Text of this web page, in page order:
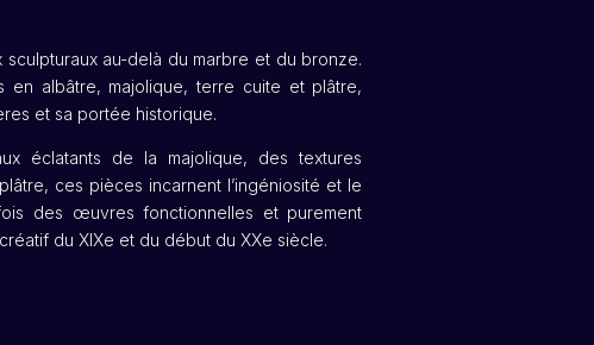
au-delà du marbre et du bronze.
albâtre, majolique, terre cuite et plâtre,
et sa portée historique.
éclatants de la majolique, des textures
ces pièces incarnent l’ingéniosité et le
des œuvres fonctionnelles et purement
du XIXe et du début du XXe siècle.